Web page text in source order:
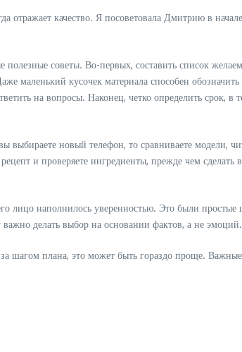
отражает качество. Я посоветовала Дмитрию в
советы. Во-первых, составить список
маленький кусочек материала способен
на вопросы. Наконец, четко определить срок, в
новый телефон, то сравниваете модели,
и проверяете ингредиенты, прежде чем
лицо наполнилось уверенностью. Это были
делать выбор на основании фактов, а не эмоций.
шагом плана, это может быть гораздо проще.